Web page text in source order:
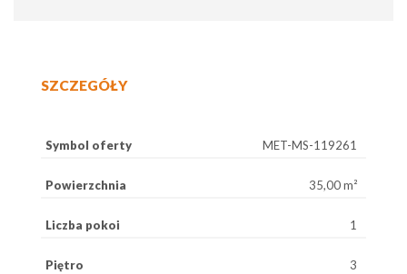
SZCZEGÓŁY
Symbol oferty MET-MS-119261
Powierzchnia 35,00 m²
Liczba pokoi 1
Piętro 3